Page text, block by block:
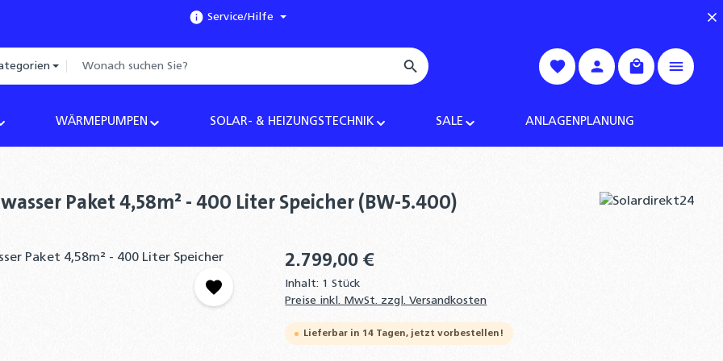
Service/Hilfe
Warenkorb
WÄRMEPUMPEN SOLAR- & HEIZUNGSTECHNIK SALE ANLAGENPLANUNG
Paket 4,58m² - 400 Liter Speicher (BW-5.400)
2.799,00 €
Inhalt: 1 Stück
Preise inkl. MwSt. zzgl. Versandkosten
Lieferbar in 14 Tagen, jetzt vorbestellen!